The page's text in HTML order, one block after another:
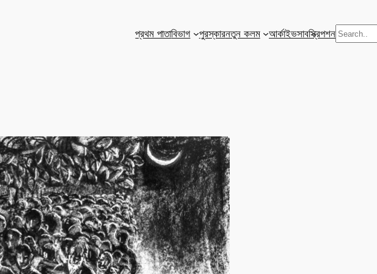
প্রথম পাতাবিভাগ পুরস্কারনতুন কলম আর্কাইভসাবস্ক্রিপশনSearch